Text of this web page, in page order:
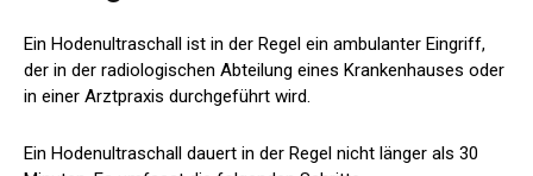
Ein Hodenultraschall ist in der Regel ein ambulanter Eingriff,
der in der radiologischen Abteilung eines Krankenhauses oder
in einer Arztpraxis durchgeführt wird.
Ein Hodenultraschall dauert in der Regel nicht länger als 30